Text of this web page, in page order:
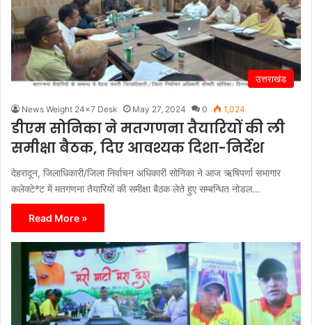
उत्तराखंड
News Weight 24x7 Desk May 27, 2024 0 1,024
डीएम सोनिका ने मतगणना तैयारियों की ली
समीक्षा बैठक, दिए आवश्यक दिशा-निर्देश
देहरादून, जिलाधिकारी/जिला निर्वाचन अधिकारी सोनिका ने आज ऋषिपर्णा सभागार
कलेक्टेªट में मतगणना तैयारियों की समीक्षा बैठक लेते हुए सम्बन्धित नोडल…
Read More »